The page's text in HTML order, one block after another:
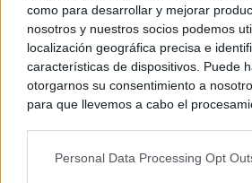
como para desarrollar y mejorar
nosotros y nuestros socios podemos
localización geográfica precisa e
características de dispositivos. Puede
otorgarnos su consentimiento a
para que llevemos a cabo el
negar su consentimiento. Tenga en
Personal Data Processing Opt